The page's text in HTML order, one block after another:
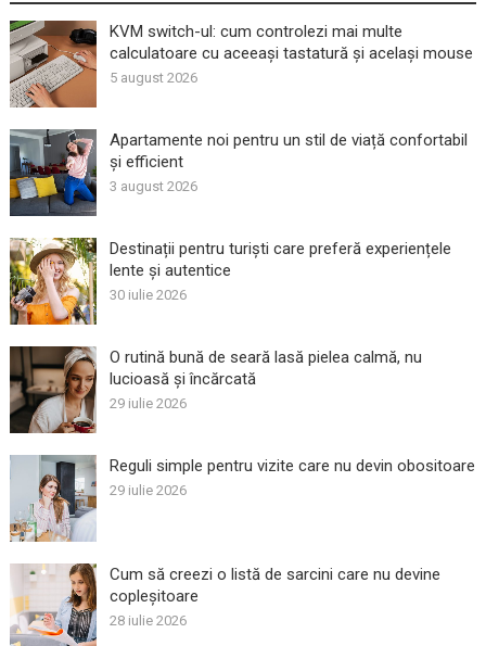
KVM switch-ul: cum controlezi mai multe
calculatoare cu aceeași tastatură și același mouse
5 august 2026
Apartamente noi pentru un stil de viață confortabil
și efficient
3 august 2026
Destinații pentru turiști care preferă experiențele
lente și autentice
30 iulie 2026
O rutină bună de seară lasă pielea calmă, nu
lucioasă și încărcată
29 iulie 2026
Reguli simple pentru vizite care nu devin obositoare
29 iulie 2026
Cum să creezi o listă de sarcini care nu devine
copleșitoare
28 iulie 2026